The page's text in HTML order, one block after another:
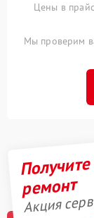
Цены в
Мы проверим
ремонт
Акция